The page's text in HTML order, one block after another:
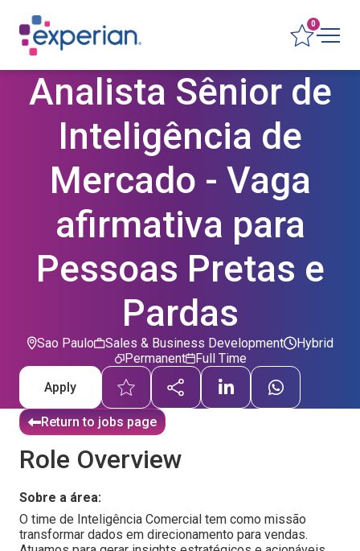
0
Analista Sênior de
Inteligência de
Mercado - Vaga
afirmativa para
Pessoas Pretas e
Pardas
Sao Paulo
Sales & Business Development
Permanent
Hybrid
Full Time
Apply
Return to jobs page
Role Overview
Sobre a área:
O time de Inteligência Comercial tem como missão
transformar dados em direcionamento para vendas.